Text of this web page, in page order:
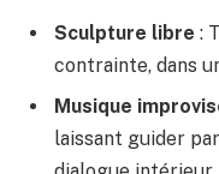
Sculpture libre :
contrainte, dans
Musique
laissant guider